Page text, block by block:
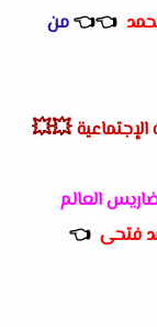
👈
👈من
💥💥
( تضاريس العالم
فتحى 👈